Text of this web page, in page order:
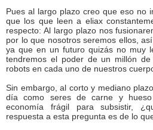
Pues al largo plazo creo que eso no
que los que leen a eliax
respecto: Al largo plazo nos
por lo que nosotros seremos ellos,
ya que en un futuro quizás no muy
tendremos el poder de un millón
robots en cada uno de nuestros
Sin embargo, al corto y mediano
día como seres de carne y
economía frágil para subsistir,
respuesta a esta pregunta es de lo